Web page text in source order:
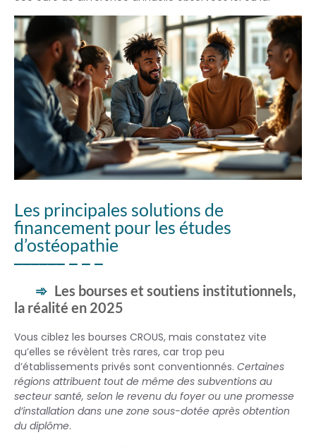
Les principales solutions de
financement pour les études
d’ostéopathie
Les bourses et soutiens institutionnels,
la réalité en 2025
Vous ciblez les bourses CROUS, mais constatez vite
qu’elles se révèlent très rares, car trop peu
d’établissements privés sont conventionnés. Certaines
régions attribuent tout de même des subventions au
secteur santé, selon le revenu du foyer ou une promesse
d’installation dans une zone sous-dotée après obtention
du diplôme.